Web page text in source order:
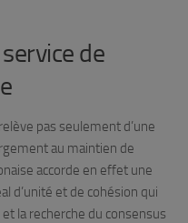
de
pas seulement d’une
au maintien de
accorde en effet une
d’unité et de cohésion qui
la recherche du consensus